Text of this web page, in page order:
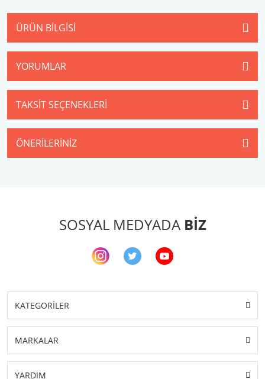
ÜRÜN BILGISI
YORUMLAR
TAKSIT SEÇENEKLERI
ÖNERILERINIZ
SOSYAL MEDYADA BİZ
KATEGORİLER
MARKALAR
YARDIM